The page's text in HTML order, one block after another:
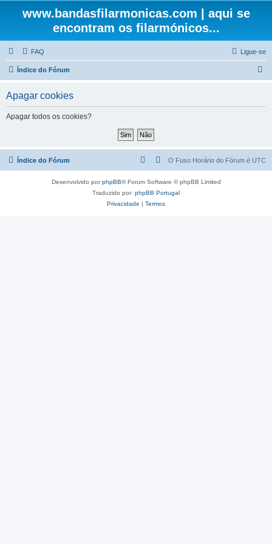
www.bandasfilarmonicas.com | aqui se
encontram os filarmónicos...
FAQ Ligue-se
Índice do Fórum
a
Apagar cookies
Apagar todos os cookies?
Índice do Fórum O Fuso Horário do Fórum é UTC
Desenvolvido porphpBB® Forum Software © phpBB Limited
Traduzido por: phpBB Portugal
Privacidade | Termos